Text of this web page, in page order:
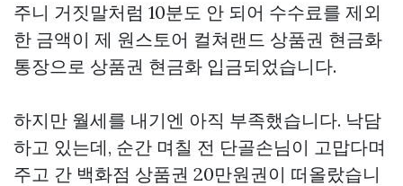
주니 거짓말처럼 10분도 안 되어 수수료를 제외
한 금액이 제 원스토어 컬쳐랜드 상품권 현금화
통장으로 상품권 현금화 입금되었습니다.
하지만 월세를 내기엔 아직 부족했습니다. 낙담
하고 있는데, 순간 며칠 전 단골손님이 고맙다며
주고 간 백화점 상품권 20만원권이 떠올랐습니